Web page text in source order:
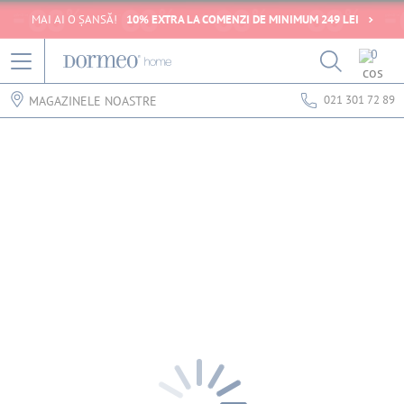
MAI AI O ȘANSĂ! 10% EXTRA LA COMENZI DE MINIMUM 249 LEI
0
MAGAZINELE NOASTRE 021 301 72 89